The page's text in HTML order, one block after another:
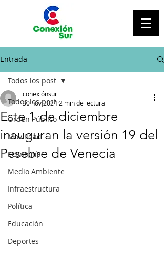
Entrada
Todos los post
Orden Público
Movilidad
Economía
Medio Ambiente
Infraestructura
Política
Educación
Deportes
Todos los post
Este 1 de diciembre
inauguran la versión 19 del
Pesebre de Venecia
conexiónsur
30 nov 2024 2 min de lectura